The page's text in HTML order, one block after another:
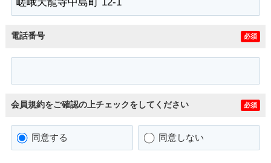
電話番号 必須
会員規約をご確認の上チェックをしてください 必須
同意する 同意しない